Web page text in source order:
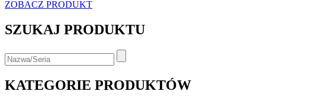
ZOBACZ PRODUKT
SZUKAJ PRODUKTU
KATEGORIE PRODUKTÓW